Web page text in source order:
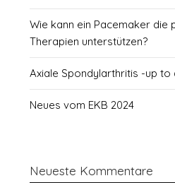
Wie kann ein Pacemaker die
Therapien unterstützen?
Axiale Spondylarthritis -up to
Neues vom EKB 2024
Neueste Kommentare